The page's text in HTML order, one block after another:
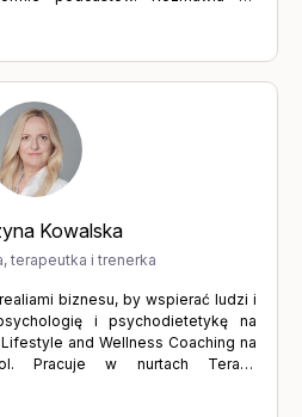
Wierzy w moc słowa oraz w
głębszego poznania drugiego
siebie. Podejmowanie trudnych
i gotowości do konfrontacji z
niepewnością – ale warto to robić.
chcemy, aktywne słuchanie i
wymianę myśli prowadzą do
kluczy do spełnienia.
Kowalska
terapeutka i trenerka
biznesu, by wspierać ludzi i
i psychodietetykę na
and Wellness Coaching na
Pracuje w nurtach Terapii
Pamięci. Jest także